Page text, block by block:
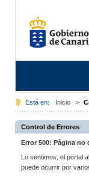
Está en: Inicio >
Control de Errores
Error 500: Página no
Lo sentimos, el portal
puede ocurrir por